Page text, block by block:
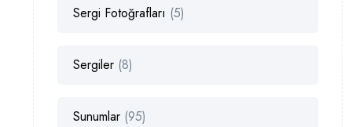
Sergi Fotoğrafları (5)
Sergiler (8)
Sunumlar (95)